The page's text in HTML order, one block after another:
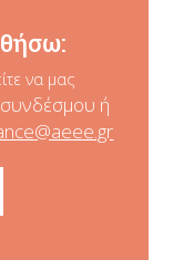
να μας
ή